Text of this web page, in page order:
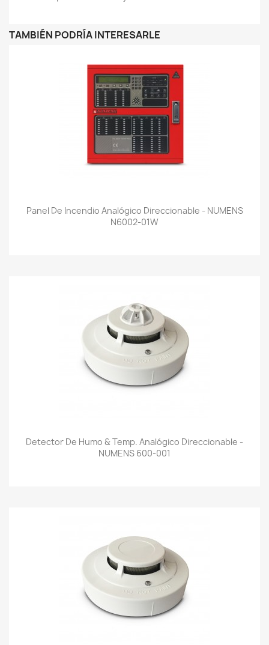
TAMBIÉN PODRÍA INTERESARLE
Panel De Incendio Analógico Direccionable - NUMENS
N6002-01W
Detector De Humo & Temp. Analógico Direccionable -
NUMENS 600-001